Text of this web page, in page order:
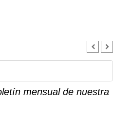
mensual de nuestra